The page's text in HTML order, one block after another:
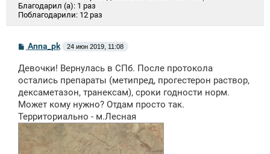
Благодарил (а): 1 раз
Поблагодарили: 12 раз
С
б
щ
н
и
Anna_pk 24 июн 2019, 11:08
Девочки! Вернулась в СПб. После протокола
остались препараты (метипред, прогестерон раствор,
дексаметазон, транексам), сроки годности норм.
Может кому нужно? Отдам просто так.
Территориально - м.Лесная